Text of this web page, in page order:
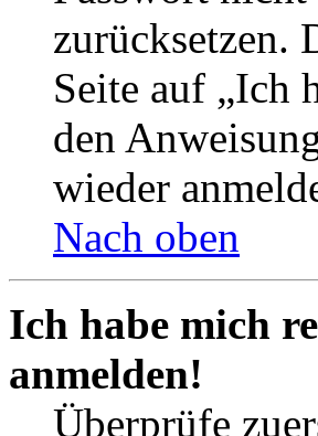
zurücksetzen.
Seite auf „Ich
den
wieder
Nach oben
Ich habe mich
anmelden!
Überprüfe